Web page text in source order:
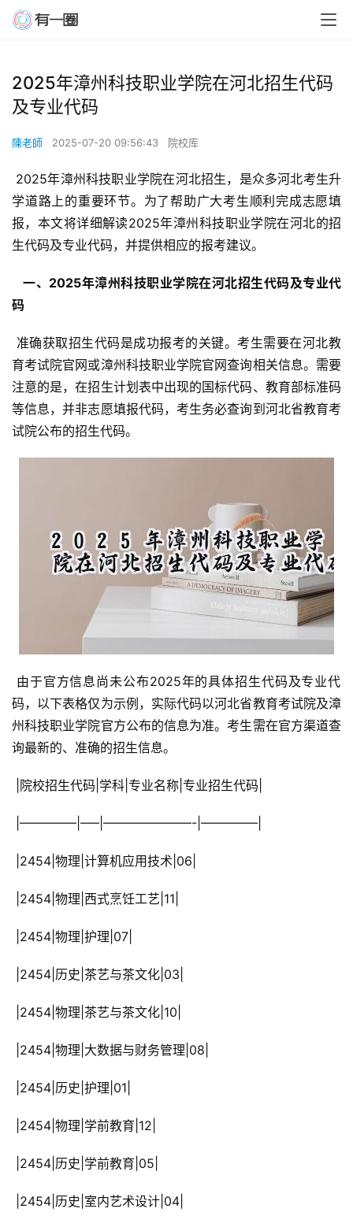
2025年漳州科技职业学院在河北招生代码
及专业代码
陳老師 2025-07-20 09:56:43 院校库
学道路上的重要环节。为了帮助广大考生顺利完成志愿填
报，本文将详细解读2025年漳州科技职业学院在河北的招
生代码及专业代码，并提供相应的报考建议。
  一、2025年漳州科技职业学院在河北招生代码及专业代
码
育考试院官网或漳州科技职业学院官网查询相关信息。需要
注意的是，在招生计划表中出现的国标代码、教育部标准码
等信息，并非志愿填报代码，考生务必查询到河北省教育考
试院公布的招生代码。
码，以下表格仅为示例，实际代码以河北省教育考试院及漳
州科技职业学院官方公布的信息为准。考生需在官方渠道查
询最新的、准确的招生信息。
|院校招生代码|学科|专业名称|专业招生代码|
|————–|—–|———————-|————–|
|2454|物理|计算机应用技术|06|
|2454|物理|西式烹饪工艺|11|
|2454|物理|护理|07|
|2454|历史|茶艺与茶文化|03|
|2454|物理|茶艺与茶文化|10|
|2454|物理|大数据与财务管理|08|
|2454|历史|护理|01|
|2454|物理|学前教育|12|
|2454|历史|学前教育|05|
|2454|历史|室内艺术设计|04|